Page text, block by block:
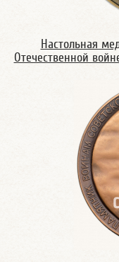
Настольная
Отечественной